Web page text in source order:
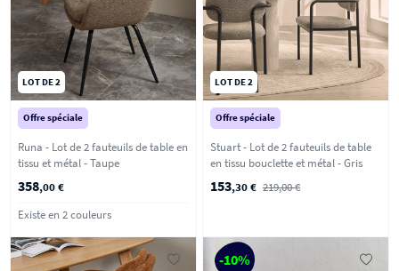
LOT DE 2
Offre spéciale
Runa - Lot de 2 fauteuils de table en
tissu et métal - Taupe
358,00 €
Existe en 2 couleurs
LOT DE 2
Offre spéciale
Stuart - Lot de 2 fauteuils de table
en tissu bouclette et métal - Gris
153,30 € 219,00 €
-10%